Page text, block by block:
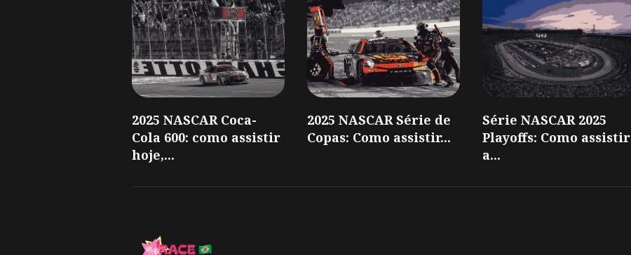
2025 NASCAR Coca-
Cola 600: como assistir
hoje,...
2025 NASCAR Série de
Copas: Como assistir...
Série NASCAR 2025
Playoffs: Como assistir
a...